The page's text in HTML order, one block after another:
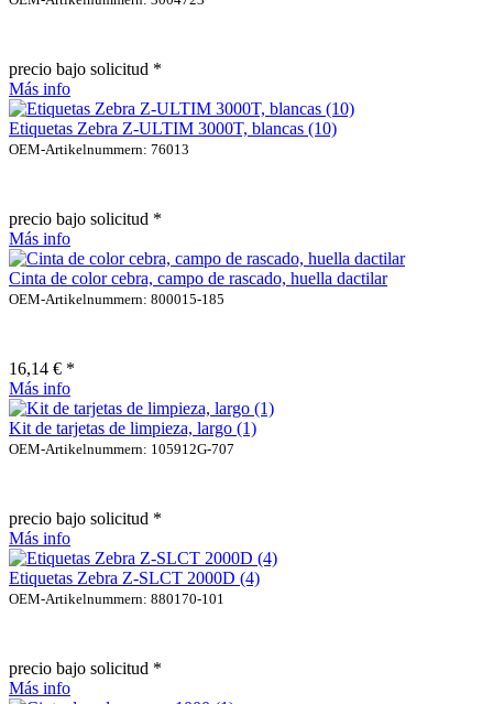
precio bajo solicitud *
Más info
Etiquetas Zebra Z-ULTIM 3000T, blancas (10)
OEM-Artikelnummern: 76013
precio bajo solicitud *
Más info
Cinta de color cebra, campo de rascado, huella dactilar
OEM-Artikelnummern: 800015-185
16,14 € *
Más info
Kit de tarjetas de limpieza, largo (1)
OEM-Artikelnummern: 105912G-707
precio bajo solicitud *
Más info
Etiquetas Zebra Z-SLCT 2000D (4)
OEM-Artikelnummern: 880170-101
precio bajo solicitud *
Más info